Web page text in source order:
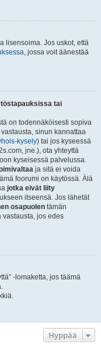
lisensoima. Jos uskot, että
, jossa voit äänestää
tai
on todennäköisesti sopiva
sinun kannattaa
kysely) tai jos kyseessä
jne.), ota yhteyttä
kyseisessä palvelussa.
ja sitä ei voida
foorumi on käytössä. Älä
jotka eivät liity
itseensä. Jos lähetät
osapuolen tämän
vastausta, jos edes
-lomaketta, jos täämä
Hyppää